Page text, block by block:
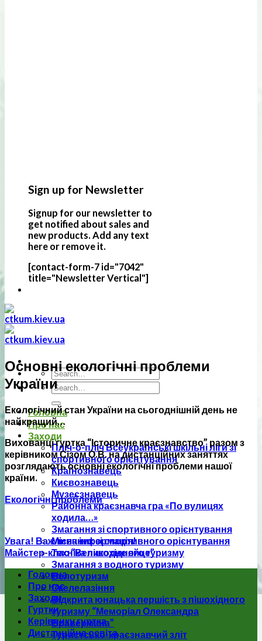
Sign up for Newsletter
Signup for our newsletter to
get notified about sales and
new products. Add any text
here or remove it.
[contact-form-7 id="7042"
title="Newsletter Vertical"]
Головна
Про нас
Заходи
Пліч-о-пліч Всеукраїнські шкільні ліги зі
спортивного орієнтування
Країнознавець
Києвознавець
Музеєзнавець
Районна краєзнавча гра «По вулицях
ходила…»
Змагання зі спортивного орієнтування
Місячник зі спортивного орієнтування
Техніка пішохідного туризму
Змагання з водного туризму
Велотуризм
Скелелазіння
Відкрита юнацька першість з пішохідного
туризму “Меморіал Олександра
Бравермана”
Туристсько-краєзнавчий зліт
Основні екологічні проблеми
України
Екологічний стан України на сьогоднішній день не
найкращий…
Вихованці гуртка “Історичне краєзнавство” разом з
керівником Сізом О.В. на дистанційних заняттях
розглядають основні екологічні проблеми нашої
країни.
Екологічні проблеми
Увага! Важлива інформація!
Майстер-клас “Великоднє яйце”
Головна
Про нас
Заходи
Гуртки
Керівнику гуртка
Дистанційна освіта